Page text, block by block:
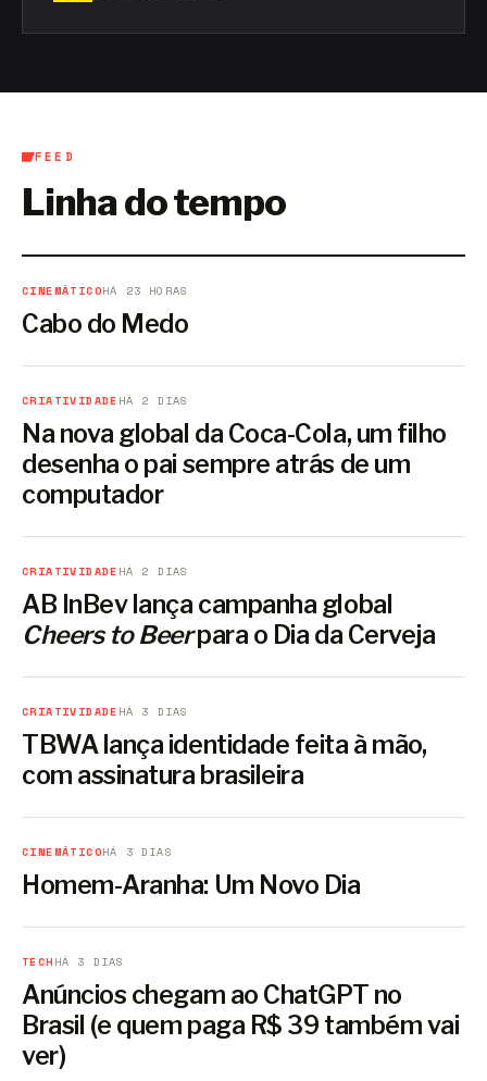
FEED
Linha do tempo
CINEMÁTICOHÁ 23 HORAS
Cabo do Medo
CRIATIVIDADE HÁ 2 DIAS
Na nova global da Coca-Cola, um filho
desenha o pai sempre atrás de um
computador
CRIATIVIDADE HÁ 2 DIAS
AB InBev lança campanha global
Cheers to Beerpara o Dia da Cerveja
CRIATIVIDADE HÁ 3 DIAS
TBWA lança identidade feita à mão,
com assinatura brasileira
CINEMÁTICOHÁ 3 DIAS
Homem-Aranha: Um Novo Dia
TECH HÁ 3 DIAS
Anúncios chegam ao ChatGPT no
Brasil (e quem paga R$ 39 também vai
ver)